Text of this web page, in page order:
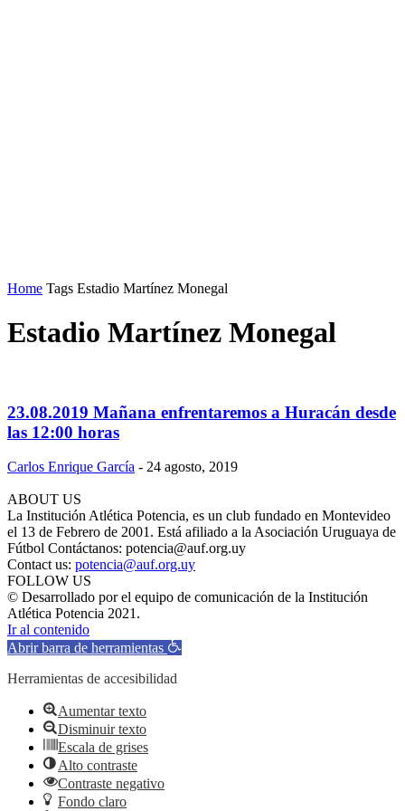
Home Tags Estadio Martínez Monegal
Estadio Martínez Monegal
23.08.2019 Mañana enfrentaremos a Huracán desde
las 12:00 horas
Carlos Enrique García - 24 agosto, 2019
ABOUT US
La Institución Atlética Potencia, es un club fundado en Montevideo
el 13 de Febrero de 2001. Está afiliado a la Asociación Uruguaya de
Fútbol Contáctanos: potencia@auf.org.uy
Contact us: potencia@auf.org.uy
FOLLOW US
© Desarrollado por el equipo de comunicación de la Institución
Atlética Potencia 2021.
Ir al contenido
Abrir barra de herramientas
Herramientas de accesibilidad
Aumentar texto
Disminuir texto
Escala de grises
Alto contraste
Contraste negativo
Fondo claro